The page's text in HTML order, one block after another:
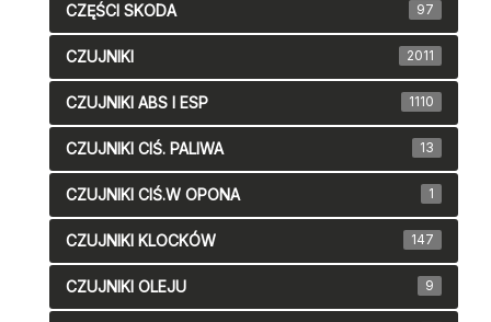
CZĘŚCI SKODA 97
CZUJNIKI 2011
CZUJNIKI ABS I ESP 1110
CZUJNIKI CIŚ. PALIWA 13
CZUJNIKI CIŚ.W OPONA 1
CZUJNIKI KLOCKÓW 147
CZUJNIKI OLEJU 9